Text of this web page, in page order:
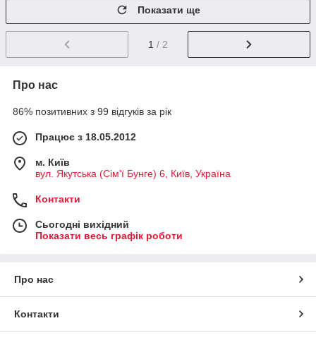
Показати ще
1 / 2
Про нас
86% позитивних з 99 відгуків за рік
Працює з 18.05.2012
м. Київ
вул. Якутська (Сім'ї Бунге) 6, Київ, Україна
Контакти
Сьогодні вихідний
Показати весь графік роботи
Про нас
Контакти